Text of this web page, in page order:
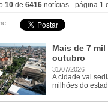
10 de 6416 notícias - página 1
Mais de 7
outubro
31/07/2026
A cidade vai
milhões do